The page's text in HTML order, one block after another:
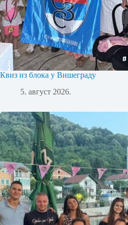
Квиз из блока у Вишеграду
5. август 2026.